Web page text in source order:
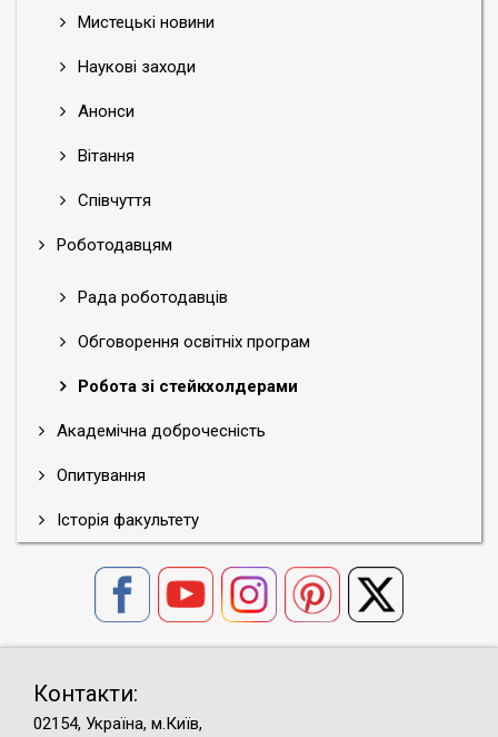
Мистецькі новини
Наукові заходи
Анонси
Вітання
Співчуття
Роботодавцям
Рада роботодавців
Обговорення освітніх програм
Робота зі стейкхолдерами
Академічна доброчесність
Опитування
Історія факультету
Контакти:
02154, Україна, м.Київ,